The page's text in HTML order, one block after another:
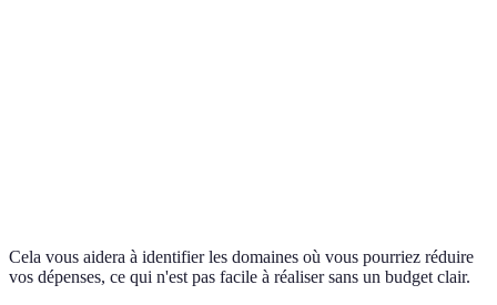
Cela vous aidera à identifier les domaines où vous pourriez réduire
vos dépenses, ce qui n'est pas facile à réaliser sans un budget clair.